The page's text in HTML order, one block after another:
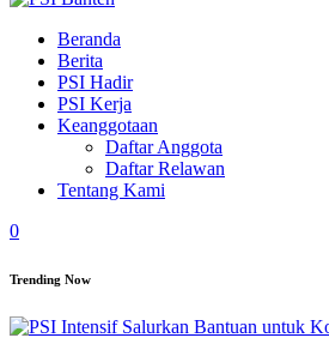
Beranda
Berita
PSI Hadir
PSI Kerja
Keanggotaan
Daftar Anggota
Daftar Relawan
Tentang Kami
0
Trending Now